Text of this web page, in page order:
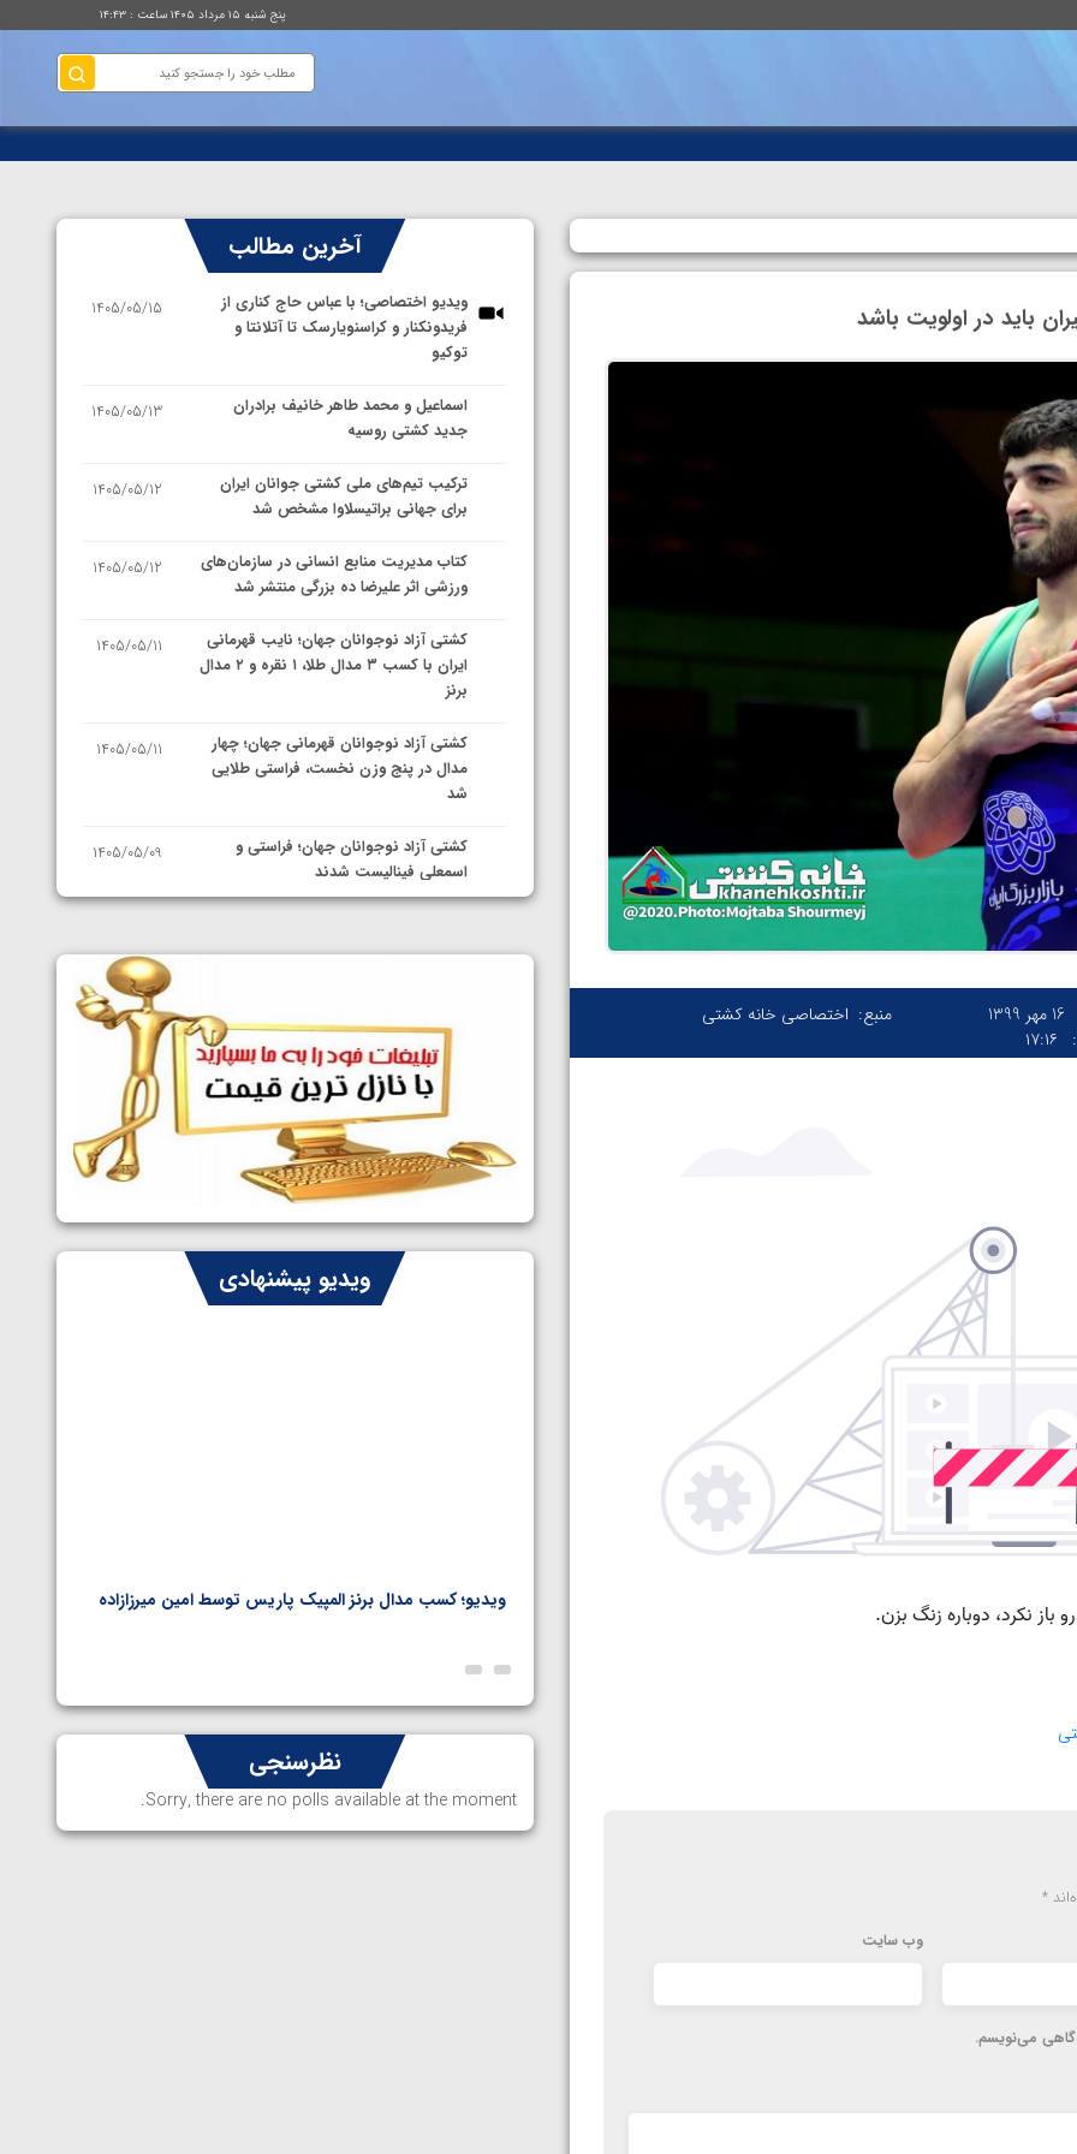
پنج شنبه ۱۵ مرداد ۱۴۰۵ ساعت : ۱۴:۴۳
باید در اولویت باشد
16 مهر 1399
۱۷:۱۶
منبع: اختصاصی خانه کشتی
*
وب‌ سایت
می‌نویسم.
آخرین مطالب
ویدیو اختصاصی؛ با عباس حاج کناری از
فریدونکنار و کراسنویارسک تا آتلانتا و
توکیو
1405/05/15
اسماعیل و محمد طاهر خانیف برادران
جدید کشتی روسیه
1405/05/13
ترکیب تیم‌های ملی کشتی جوانان ایران
برای جهانی براتیسلاوا مشخص شد
1405/05/12
کتاب مدیریت منابع انسانی در سازمان‌های
ورزشی اثر علیرضا ده بزرگی منتشر شد
1405/05/12
کشتی آزاد نوجوانان جهان؛ نایب قهرمانی
ایران با کسب ۳ مدال طلا، ۱ نقره و ۲ مدال
برنز
1405/05/11
کشتی آزاد نوجوانان قهرمانی جهان؛ چهار
مدال در پنج وزن نخست، فراستی طلایی
شد
1405/05/11
کشتی آزاد نوجوانان جهان؛ فراستی و
اسمعلی فینالیست شدند
1405/05/09
نمایندگان ایران مشخص شدند
سوم برای ایران
1405/05/07
ایران چشم به راه چهار مدال در پنج وزن
دوم کشتی فرنگی نوجوانان جهان
1405/05/06
ویدیو پیشنهادی
ویدیو؛ برد قاطع مهمدی مقابل کلمبیا در دور اول المپیک
پاریس
ویدیو؛ کسب مدال برنز المپیک پاریس توسط امین میرزازاده
نظرسنجی
Sorry, there are no polls available at the moment.